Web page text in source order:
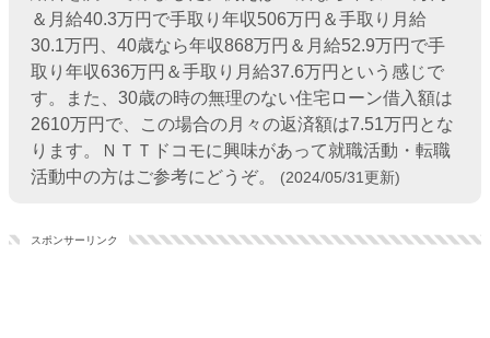
＆月給40.3万円で手取り年収506万円＆手取り月給
30.1万円、40歳なら年収868万円＆月給52.9万円で手
取り年収636万円＆手取り月給37.6万円という感じで
す。また、30歳の時の無理のない住宅ローン借入額は
2610万円で、この場合の月々の返済額は7.51万円とな
ります。ＮＴＴドコモに興味があって就職活動・転職
活動中の方はご参考にどうぞ。 (2024/05/31更新)
スポンサーリンク